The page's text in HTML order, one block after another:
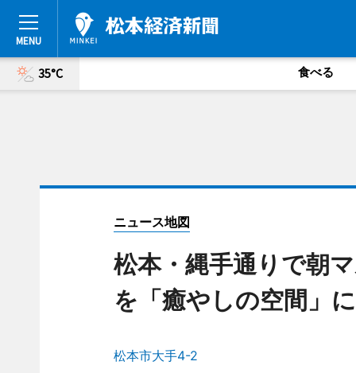
35°C 食べる
ニュース地図
松本・縄手通りで朝
を「癒やしの空間」に
松本市大手4-2